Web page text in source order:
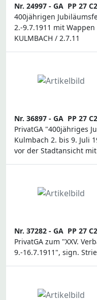
Nr. 24997 - GA PP 27
400jährigen
2.-9.7.1911 mit
KULMBACH / 2.7.11
Nr. 36897 - GA PP 27
PrivatGA "400jähriges
Kulmbach 2. bis 9. Juli
vor der Stadtansicht
Nr. 37282 - GA PP 27
PrivatGA zum "XXV.
9.-16.7.1911", sign.